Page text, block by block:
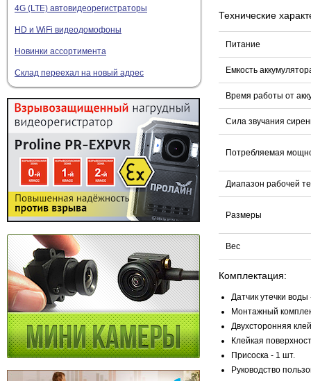
4G (LTE) автовидеорегистраторы
HD и WiFi видеодомофоны
Новинки ассортимента
Склад переехал на новый адрес
Технические
Питание
Емкость
Время работы от
Сила звучания
Потребляемая
Диапазон рабочей
Размеры
Вес
Комплектация:
Датчик утечки воды
Монтажный
Двухсторонняя
Клейкая
Присоска - 1 шт.
Руководство